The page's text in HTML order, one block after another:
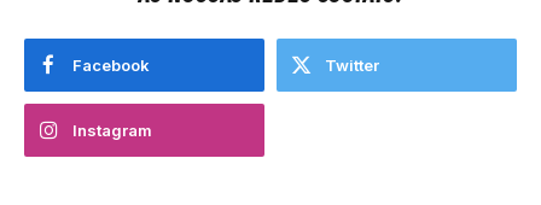
Facebook Twitter
Instagram